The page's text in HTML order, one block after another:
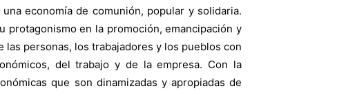
economía de comunión, popular y solidaria.
protagonismo en la promoción, emancipación y
personas, los trabajadores y los pueblos con
del trabajo y de la empresa. Con la
que son dinamizadas y apropiadas de